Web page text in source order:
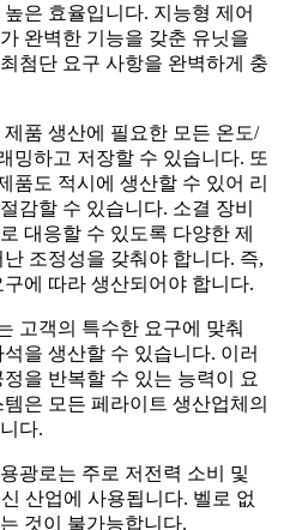
은 효율입니다. 지능형 제어
완벽한 기능을 갖춘 유닛을
첨단 요구 사항을 완벽하게 충
품 생산에 필요한 모든 온도/
밍하고 저장할 수 있습니다. 또
품도 적시에 생산할 수 있어 리
감할 수 있습니다. 소결 장비
대응할 수 있도록 다양한 제
조정성을 갖춰야 합니다. 즉,
에 따라 생산되어야 합니다.
고객의 특수한 요구에 맞춰
을 생산할 수 있습니다. 이러
을 반복할 수 있는 능력이 요
은 모든 페라이트 생산업체의
다.
광로는 주로 저전력 소비 및
산업에 사용됩니다. 벨로 없
것이 불가능합니다.